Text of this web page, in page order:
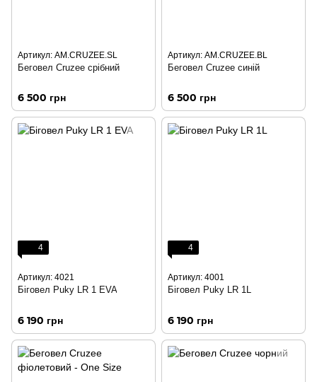
Артикул: AM.CRUZEE.SL
Беговел Cruzee срібний
6 500 грн
Артикул: AM.CRUZEE.BL
Беговел Cruzee синій
6 500 грн
4
Артикул: 4021
Біговел Puky LR 1 EVA
6 190 грн
4
Артикул: 4001
Біговел Puky LR 1L
6 190 грн